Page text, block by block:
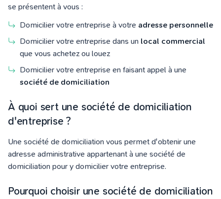
se présentent à vous :
Domicilier votre entreprise à votre adresse personnelle
Domicilier votre entreprise dans un local commercial
que vous achetez ou louez
Domicilier votre entreprise en faisant appel à une
société de domiciliation
À quoi sert une société de domiciliation
d'entreprise ?
Une société de domiciliation vous permet d'obtenir une
adresse administrative appartenant à une société de
domiciliation pour y domicilier votre entreprise.
Pourquoi choisir une société de domiciliation